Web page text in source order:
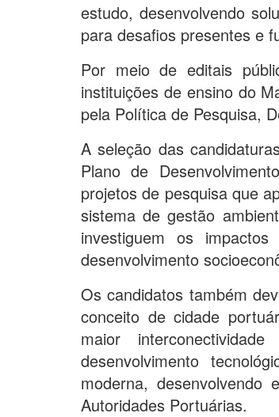
estudo, desenvolvendo
para desafios presentes e
Por meio de editais
instituições de ensino do
pela Política de Pesquisa,
A seleção das
Plano de
projetos de pesquisa que
sistema de gestão
investiguem os
desenvolvimento
Os candidatos também
conceito de cidade
maior
desenvolvimento
moderna,
Autoridades Portuárias.